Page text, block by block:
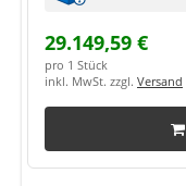
29.149,59 €
pro 1 Stück
inkl. MwSt. zzgl. Versand